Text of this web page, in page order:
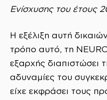
Ενίσχυσης του έτους
Η εξέλιξη αυτή
τρόπο αυτό, τη
εξαρχής διαπιστώσει
αδυναμίες του
είχε εκφράσει τους